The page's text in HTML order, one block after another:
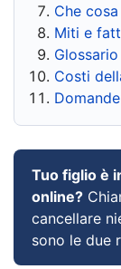
Che
Miti e
Glossario
Costi
Tuo figlio è
online?
cancellare
sono le due